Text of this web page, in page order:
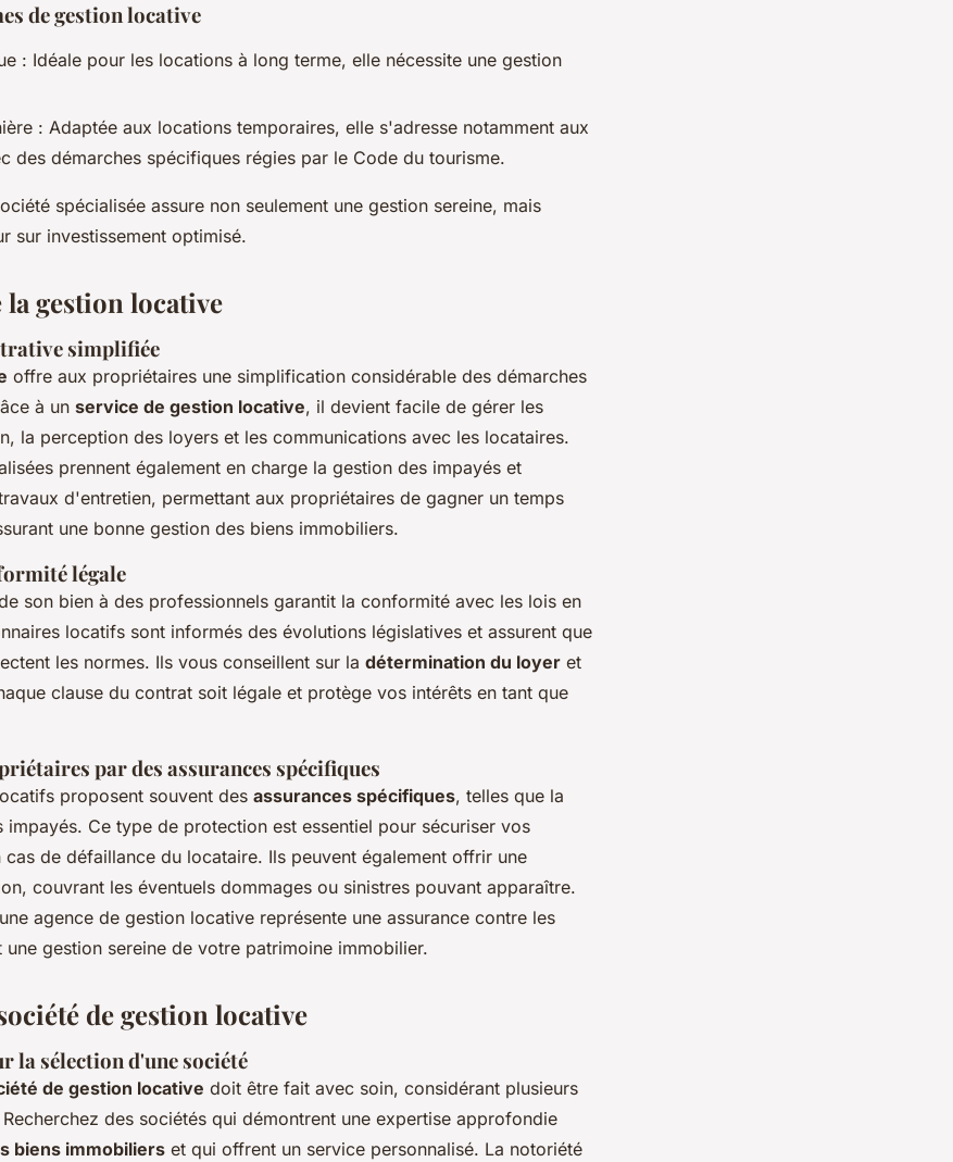
de gestion locative
: Idéale pour les locations à long terme, elle nécessite une gestion
: Adaptée aux locations temporaires, elle s'adresse notamment aux
des démarches spécifiques régies par le Code du tourisme.
spécialisée assure non seulement une gestion sereine, mais
sur investissement optimisé.
la gestion locative
simplifiée
offre aux propriétaires une simplification considérable des démarches
à un service de gestion locative, il devient facile de gérer les
la perception des loyers et les communications avec les locataires.
prennent également en charge la gestion des impayés et
d'entretien, permettant aux propriétaires de gagner un temps
une bonne gestion des biens immobiliers.
légale
son bien à des professionnels garantit la conformité avec les lois en
locatifs sont informés des évolutions législatives et assurent que
les normes. Ils vous conseillent sur la détermination du loyer et
clause du contrat soit légale et protège vos intérêts en tant que
par des assurances spécifiques
proposent souvent des assurances spécifiques, telles que la
impayés. Ce type de protection est essentiel pour sécuriser vos
cas de défaillance du locataire. Ils peuvent également offrir une
couvrant les éventuels dommages ou sinistres pouvant apparaître.
agence de gestion locative représente une assurance contre les
gestion sereine de votre patrimoine immobilier.
de gestion locative
la sélection d'une société
de gestion locative doit être fait avec soin, considérant plusieurs
des sociétés qui démontrent une expertise approfondie
biens immobiliers et qui offrent un service personnalisé. La notoriété